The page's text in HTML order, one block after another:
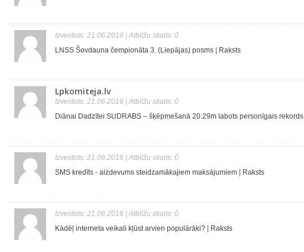
Izveidots: 21.06.2016 | Atbilžu skaits: 0
LNSS Šovdauna čempionāta 3. (Liepājas) posms
Raksts
Lpkomiteja.lv
Izveidots: 21.06.2016 | Atbilžu skaits: 0
Diānai Dadzītei SUDRABS – šķēpmešanā 20.29m labots personīgais rekords
Izveidots: 21.06.2016 | Atbilžu skaits: 0
SMS kredīts - aizdevums steidzamākajiem maksājumiem
Raksts
Izveidots: 21.06.2016 | Atbilžu skaits: 0
Kādēļ interneta veikali kļūst arvien populārāki?
Raksts